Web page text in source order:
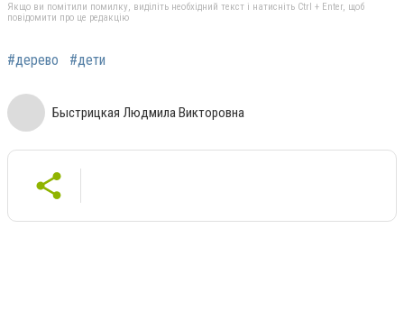
Якщо ви помітили помилку, виділіть необхідний текст і натисніть Ctrl + Enter, щоб
повідомити про це редакцію
#дерево #дети
Быстрицкая Людмила Викторовна